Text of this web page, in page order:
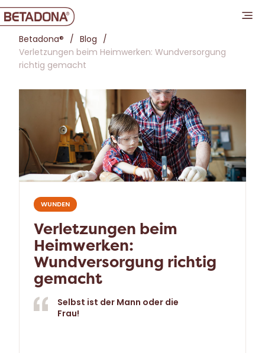
Betadona®
Blog
Verletzungen beim Heimwerken: Wundversorgung
richtig gemacht
WUNDEN
Verletzungen beim
Heimwerken:
Wundversorgung richtig
gemacht
Selbst ist der Mann oder die
Frau!